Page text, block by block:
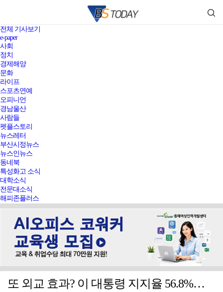
전체 기사보기
e-paper
사회
정치
경제해양
문화
라이프
스포츠연예
오피니언
경남울산
사람들
펫플스토리
뉴스레터
부산시정뉴스
뉴스인뉴스
동네북
특성화고 소식
대학소식
전문대소식
해피존플러스
또 외교 효과? 이 대통령 지지율 56.8%…